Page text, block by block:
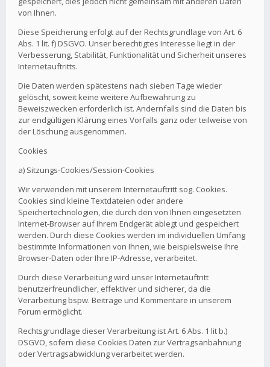
von Ihnen.
Diese Speicherung erfolgt auf der Rechtsgrundlage von Art. 6
Abs. 1 lit. f) DSGVO. Unser berechtigtes Interesse liegt in der
Verbesserung, Stabilität, Funktionalität und Sicherheit unseres
Internetauftritts.
Die Daten werden spätestens nach sieben Tage wieder
gelöscht, soweit keine weitere Aufbewahrung zu
Beweiszwecken erforderlich ist. Andernfalls sind die Daten bis
zur endgültigen Klärung eines Vorfalls ganz oder teilweise von
der Löschung ausgenommen.
Cookies
a) Sitzungs-Cookies/Session-Cookies
Wir verwenden mit unserem Internetauftritt sog. Cookies.
Cookies sind kleine Textdateien oder andere
Speichertechnologien, die durch den von Ihnen eingesetzten
Internet-Browser auf Ihrem Endgerät ablegt und gespeichert
werden. Durch diese Cookies werden im individuellen Umfang
bestimmte Informationen von Ihnen, wie beispielsweise Ihre
Browser-Daten oder Ihre IP-Adresse, verarbeitet.
Durch diese Verarbeitung wird unser Internetauftritt
benutzerfreundlicher, effektiver und sicherer, da die
Verarbeitung bspw. Beiträge und Kommentare in unserem
Forum ermöglicht.
Rechtsgrundlage dieser Verarbeitung ist Art. 6 Abs. 1 lit b.)
DSGVO, sofern diese Cookies Daten zur Vertragsanbahnung
oder Vertragsabwicklung verarbeitet werden.